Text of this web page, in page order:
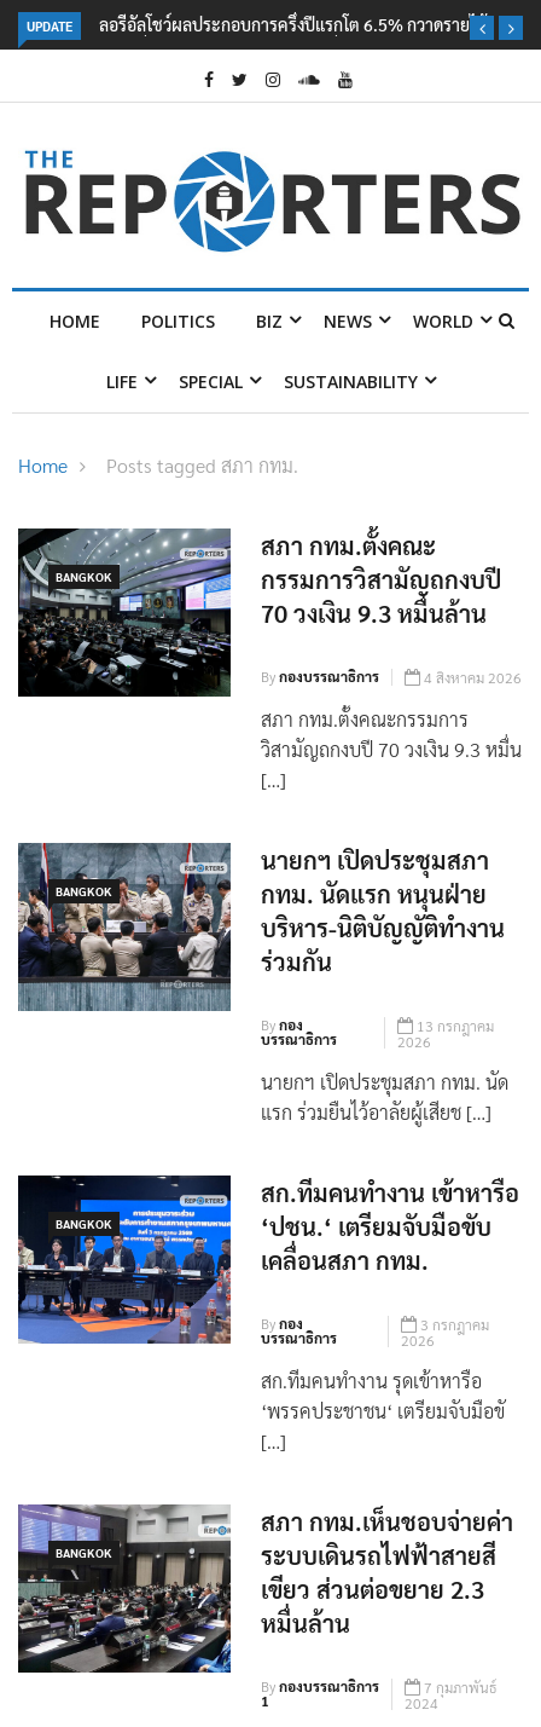
UPDATE
ลอรีอัลโชว์ผลประกอบการครึ่งปีแรกโต 6.5% กวาดรายได้ 2.3 หมื่นล้านยูโร
คว้าไลเซนส์ ‘กุชชี่’ 50 ปี พร้อมส่ง 4 แบรนด์ใหม่บุกตลาดไทย
POLITICS BIZ NEWS WORLD
BANGKOK
สภา กทม.ตั้งคณะ
กรรมการวิสามัญถกงบปี
70 วงเงิน 9.3 หมื่นล้าน
Byกองบรรณาธิการ 4 สิงหาคม 2026
สภา กทม.ตั้งคณะกรรมการ
BANGKOK
นายกฯ เปิดประชุมสภา
กทม. นัดแรก หนุนฝ่าย
บริหาร-นิติบัญญัติทำงาน
ร่วมกัน
Byกอง
บรรณาธิการ
13 กรกฎาคม
2026
นายกฯ เปิดประชุมสภา กทม. นัด
BANGKOK
สก.ทีมคนทำงาน เข้าหารือ
‘ปชน.‘ เตรียมจับมือขับ
เคลื่อนสภา กทม.
Byกอง
บรรณาธิการ
3 กรกฎาคม
2026
สก.ทีมคนทำงาน รุดเข้าหารือ
BANGKOK
สภา กทม.เห็นชอบจ่ายค่า
ระบบเดินรถไฟฟ้าสายสี
เขียว ส่วนต่อขยาย 2.3
หมื่นล้าน